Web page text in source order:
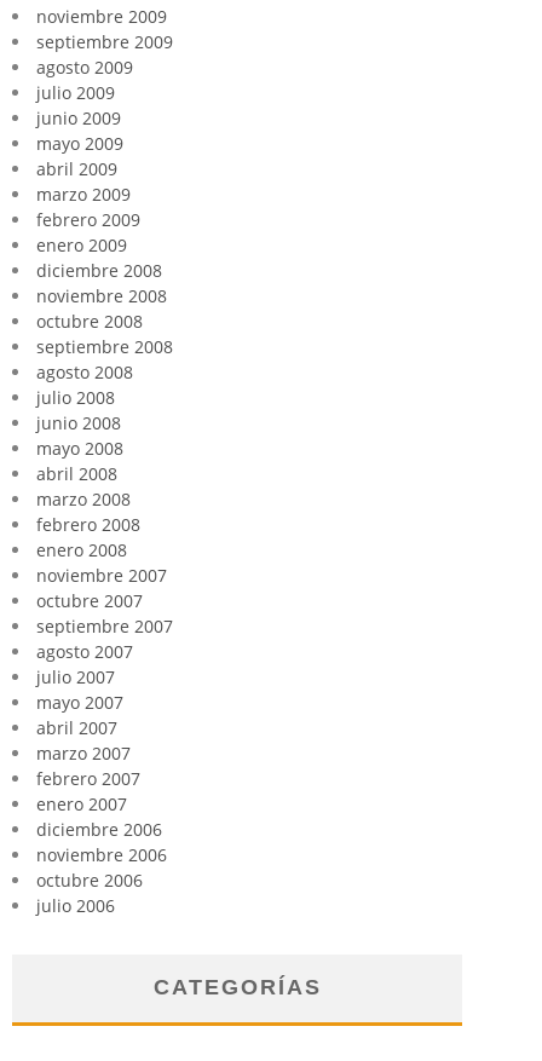
noviembre 2009
septiembre 2009
agosto 2009
julio 2009
junio 2009
mayo 2009
abril 2009
marzo 2009
febrero 2009
enero 2009
diciembre 2008
noviembre 2008
octubre 2008
septiembre 2008
agosto 2008
julio 2008
junio 2008
mayo 2008
abril 2008
marzo 2008
febrero 2008
enero 2008
noviembre 2007
octubre 2007
septiembre 2007
agosto 2007
julio 2007
mayo 2007
abril 2007
marzo 2007
febrero 2007
enero 2007
diciembre 2006
noviembre 2006
octubre 2006
julio 2006
CATEGORÍAS